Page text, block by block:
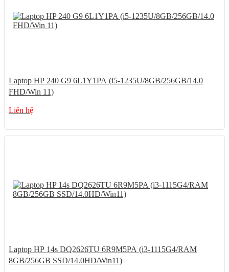
Laptop HP 240 G9 6L1Y1PA (i5-1235U/8GB/256GB/14.0
FHD/Win 11)
Liên hệ
Laptop HP 14s DQ2626TU 6R9M5PA (i3-1115G4/RAM
8GB/256GB SSD/14.0HD/Win11)